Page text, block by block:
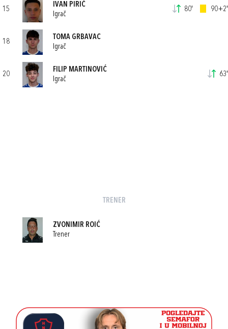
15
IVAN PIRIĆ
Igrač
80' 90+2'
18
TOMA GRBAVAC
Igrač
20
FILIP MARTINOVIĆ
Igrač
63'
TRENER
ZVONIMIR ROIĆ
Trener